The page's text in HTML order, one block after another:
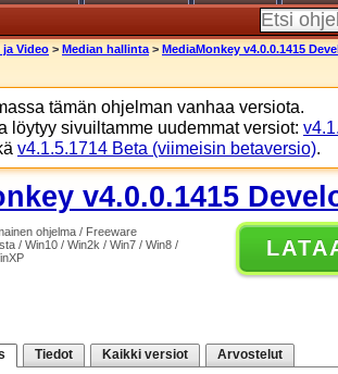
Video > Median hallinta > MediaMonkey v4.0.0.1415
tämän ohjelman vanhaa versiota.
löytyy sivuiltamme uudemmat versiot:
v4.1.5.1714 Beta (viimeisin betaversio).
v4.0.0.1415
ohjelma / Freeware
/ Win10 / Win2k / Win7 / Win8 /
Tiedot Kaikki versiot Arvostelut